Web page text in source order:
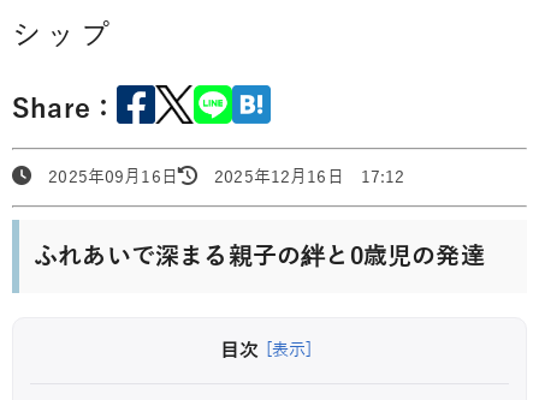
シップ
Share：
2025年09月16日 2025年12月16日 17:12
ふれあいで深まる親子の絆と0歳児の発達
目次 [表示]